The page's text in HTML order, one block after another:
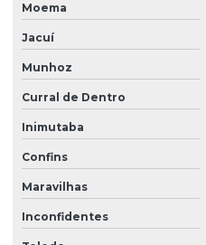
Moema
Jacuí
Munhoz
Curral de Dentro
Inimutaba
Confins
Maravilhas
Inconfidentes